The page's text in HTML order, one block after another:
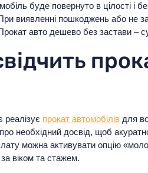
буде повернуто в цілості і
виявленні пошкоджень або не
авто дешево без застави –
прокат автомобілівдля
необхідний досвід, щоб
можна активувати опцію
віком та стажем.